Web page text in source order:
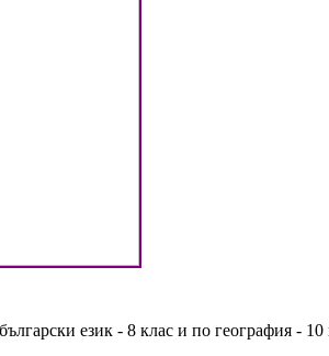
език - 8 клас и по география - 10